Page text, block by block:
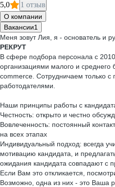
5,0 1 отзыв
О компании
Вакансии1
Меня зовут Лия, я - основатель и
РЕКРУТ
В сфере подбора персонала с
организациями малого и среднего
commerce. Сотрудничаем только с
работодателями.
Наши принципы работы с
Честность: открыто и честно
Вовлеченность: постоянный
на всех этапах
Индивидуальный подход: всегда
мотивацию кандидата, и
ожидания кандидата совпадают с
Если Вам это откликается,
Возможно, одна из них - это Ваша